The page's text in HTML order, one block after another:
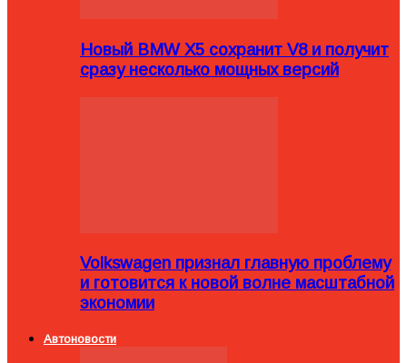
Новый BMW X5 сохранит V8 и получит
сразу несколько мощных версий
Volkswagen признал главную проблему
и готовится к новой волне масштабной
экономии
Автоновости